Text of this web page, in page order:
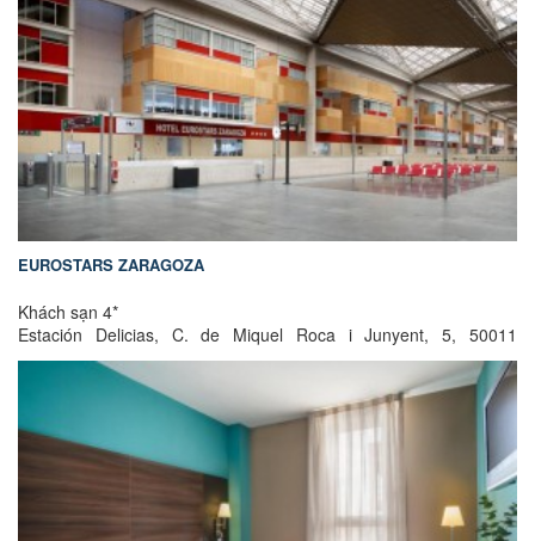
EUROSTARS ZARAGOZA
Khách sạn 4*
Estación Delicias, C. de Miquel Roca i Junyent, 5, 50011
Zaragoza, Tây Ban Nha